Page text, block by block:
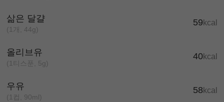
삶은 달걀
(1개, 44g)
59 kcal
올리브유
(1티스푼, 5g)
40kcal
우유
(1컵, 90ml)
58 kcal